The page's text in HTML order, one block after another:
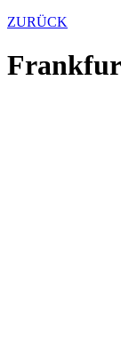
ZURÜCK